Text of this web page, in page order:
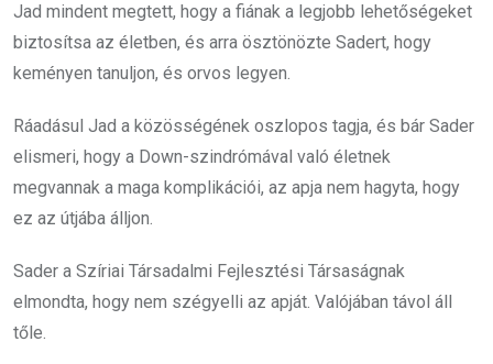
Jad mindent megtett, hogy a fiának a legjobb lehetőségeket
biztosítsa az életben, és arra ösztönözte Sadert, hogy
keményen tanuljon, és orvos legyen.
Ráadásul Jad a közösségének oszlopos tagja, és bár Sader
elismeri, hogy a Down-szindrómával való életnek
megvannak a maga komplikációi, az apja nem hagyta, hogy
ez az útjába álljon.
Sader a Szíriai Társadalmi Fejlesztési Társaságnak
elmondta, hogy nem szégyelli az apját. Valójában távol áll
tőle.